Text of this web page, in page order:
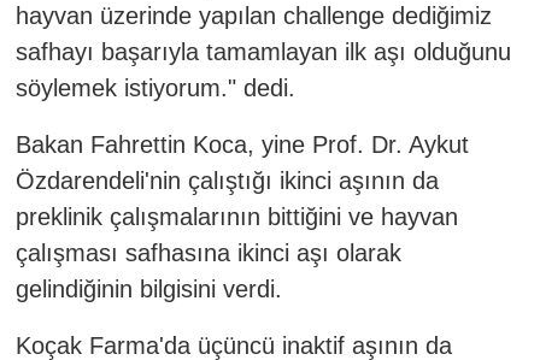
hayvan üzerinde yapılan challenge dediğimiz
safhayı başarıyla tamamlayan ilk aşı olduğunu
söylemek istiyorum." dedi.
Bakan Fahrettin Koca, yine Prof. Dr. Aykut
Özdarendeli'nin çalıştığı ikinci aşının da
preklinik çalışmalarının bittiğini ve hayvan
çalışması safhasına ikinci aşı olarak
gelindiğinin bilgisini verdi.
Koçak Farma'da üçüncü inaktif aşının da